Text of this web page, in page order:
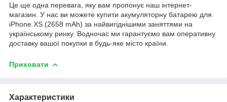
Це ще одна перевага, яку вам пропонує наш інтернет-
магазин. У нас ви можете купити акумуляторну батарею для
iPhone XS (2658 mAh) за найвигіднішими заняттями на
українському ринку. Водночас ми гарантуємо вам оперативну
доставку вашої покупки в будь-яке місто країни.
Приховати
Характеристики